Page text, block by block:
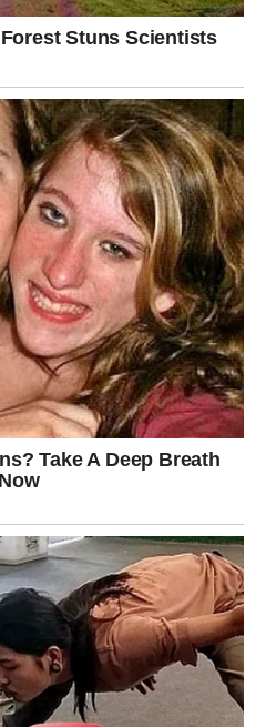
značajno popraviti vaše
NEGO ŠTO
sretnicima ovog